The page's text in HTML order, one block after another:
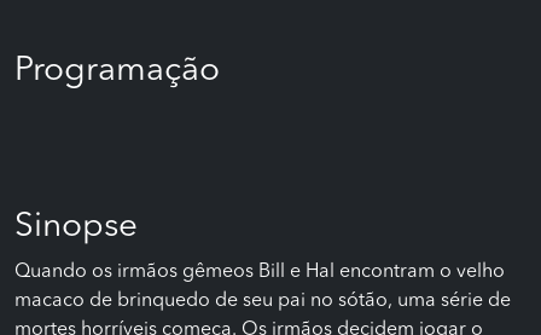
Programação
Sinopse
Quando os irmãos gêmeos Bill e Hal encontram o velho
macaco de brinquedo de seu pai no sótão, uma série de
mortes horríveis começa. Os irmãos decidem jogar o